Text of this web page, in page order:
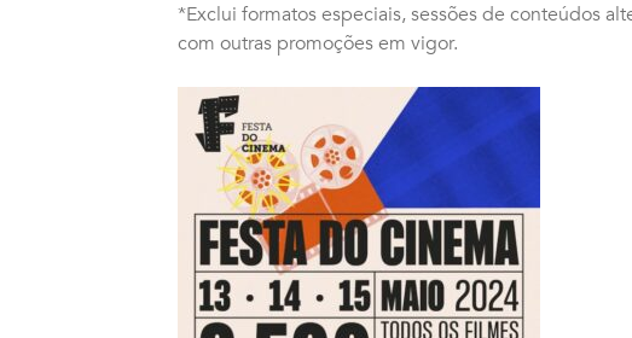
*Exclui formatos especiais, sessões de conteúdos
com outras promoções em vigor.